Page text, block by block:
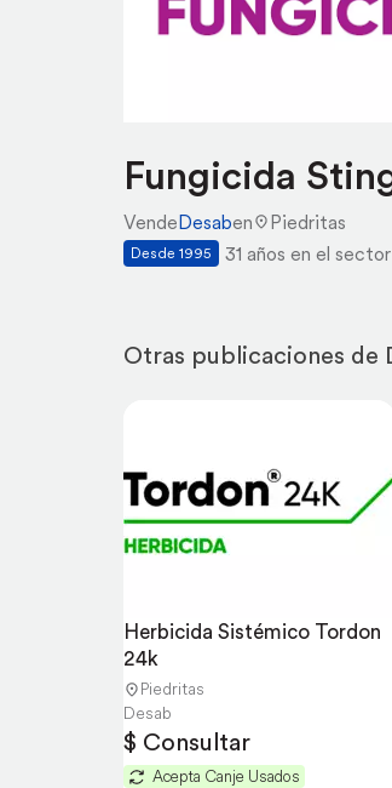
Fungicida
VendeDesaben Piedritas
Desde 1995 31 años en el sector
Otras publicaciones de
Herbicida Sistémico Tordon
24k
Piedritas
Desab
$ Consultar
Acepta Canje Usados